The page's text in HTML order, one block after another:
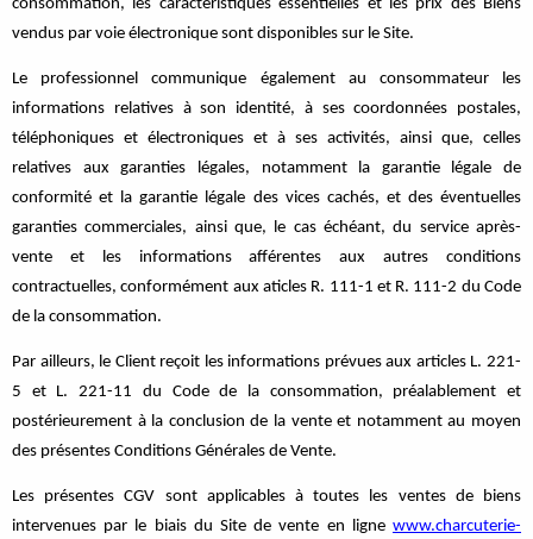
consommation, les caractéristiques essentielles et les prix des Biens
vendus par voie électronique sont disponibles sur le Site.
Le professionnel communique également au consommateur les
informations relatives à son identité, à ses coordonnées postales,
téléphoniques et électroniques et à ses activités, ainsi que, celles
relatives aux garanties légales, notamment la garantie légale de
conformité et la garantie légale des vices cachés, et des éventuelles
garanties commerciales, ainsi que, le cas échéant, du service après-
vente et les informations afférentes aux autres conditions
contractuelles, conformément aux aticles R. 111-1 et R. 111-2 du Code
de la consommation.
Par ailleurs, le Client reçoit les informations prévues aux articles L. 221-
5 et L. 221-11 du Code de la consommation, préalablement et
postérieurement à la conclusion de la vente et notamment au moyen
des présentes Conditions Générales de Vente.
Les présentes CGV sont applicables à toutes les ventes de biens
intervenues par le biais du Site de vente en ligne www.charcuterie-